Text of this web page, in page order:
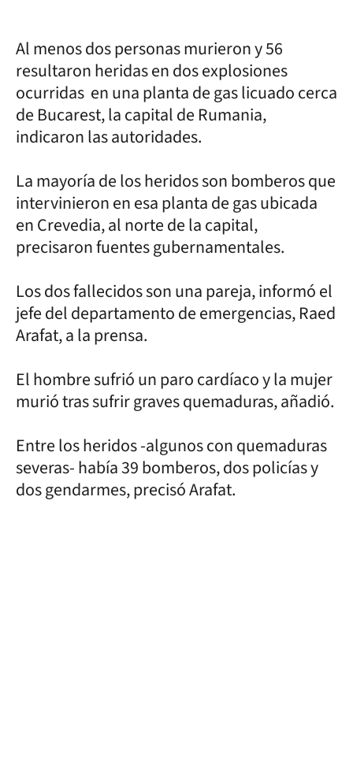
Al menos dos personas murieron y 56
resultaron heridas en dos explosiones
ocurridas en una planta de gas licuado cerca
de Bucarest, la capital de Rumania,
indicaron las autoridades.
La mayoría de los heridos son bomberos que
intervinieron en esa planta de gas ubicada
en Crevedia, al norte de la capital,
precisaron fuentes gubernamentales.
Los dos fallecidos son una pareja, informó el
jefe del departamento de emergencias, Raed
Arafat, a la prensa.
El hombre sufrió un paro cardíaco y la mujer
murió tras sufrir graves quemaduras, añadió.
Entre los heridos -algunos con quemaduras
severas- había 39 bomberos, dos policías y
dos gendarmes, precisó Arafat.